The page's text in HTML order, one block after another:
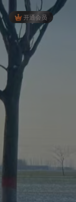
开通会员